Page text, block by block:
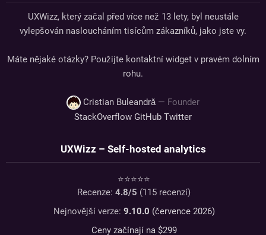
UXWizz, který začal před více než 13 lety, byl neustále
vylepšován nasloucháním tisícům zákazníků, jako jste vy.
Máte nějaké otázky? Použijte kontaktní widget v pravém dolním
rohu.
Cristian Buleandră — Founder
StackOverflow GitHub Twitter
UXWizz – Self-hosted analytics
⭐⭐⭐⭐⭐
Recenze: 4.8/5 (115 recenzí)
Nejnovější verze: 9.10.0 (července 2026)
Ceny začínají na $299